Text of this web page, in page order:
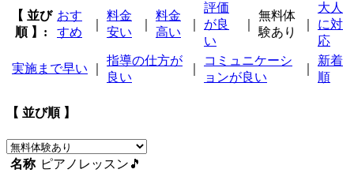
【 並び
順 】:
おす
すめ
料金
安い
料金
高い
評価
が良
い
無料体
験あり
大人
に対
応
実施まで早い
指導の仕方が
良い
コミュニケーシ
ョンが良い
新着
順
【 並び順 】
名称 ピアノレッスン🎵